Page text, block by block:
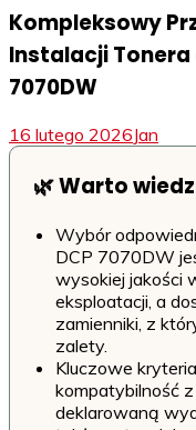
Kompleksowy
Instalacji Tonera
7070DW
16 lutego 2026Jan
🌿 Warto
Wybór
DCP 7070DW
wysokiej jakości
eksploatacji, a
zamienniki, z
zalety.
Kluczowe
kompatybilność
deklarowaną